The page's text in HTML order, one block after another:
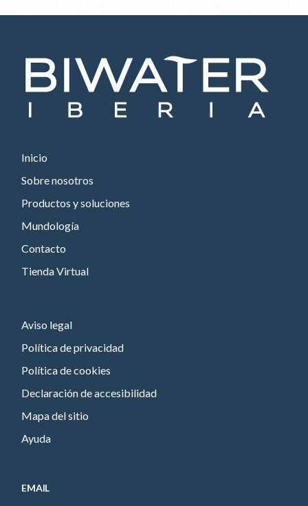
Inicio
Sobre nosotros
Productos y soluciones
Mundología
Contacto
Tienda Virtual
Aviso legal
Política de privacidad
Política de cookies
Declaración de accesibilidad
Mapa del sitio
Ayuda
EMAIL